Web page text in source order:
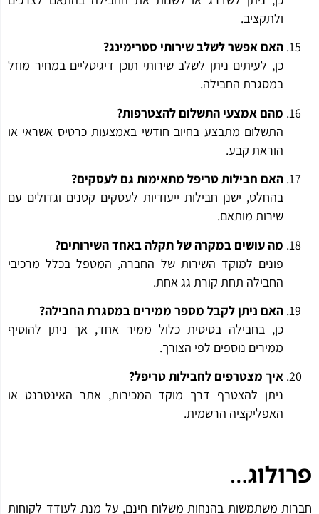
ולתקציב.
האם אפשר לשלב שירותי סטרימינג?
כן, לעיתים ניתן לשלב שירותי תוכן דיגיטליים במחיר מוזל
במסגרת החבילה.
מהם אמצעי התשלום להצטרפות?
התשלום מתבצע בחיוב חודשי באמצעות כרטיס אשראי או
הוראת קבע.
האם חבילות טריפל מתאימות גם לעסקים?
בהחלט, ישנן חבילות ייעודיות לעסקים קטנים וגדולים עם
שירות מותאם.
מה עושים במקרה של תקלה באחד השירותים?
פונים למוקד השירות של החברה, המטפל בכלל מרכיבי
החבילה תחת קורת גג אחת.
האם ניתן לקבל מספר ממירים במסגרת החבילה?
כן, בחבילה בסיסית כלול ממיר אחד, אך ניתן להוסיף
ממירים נוספים לפי הצורך.
איך מצטרפים לחבילות טריפל?
ניתן להצטרף דרך מוקד המכירות, אתר האינטרנט או
האפליקציה הרשמית.
…
משתמשות בהנחות משלוח חינם, על מנת לעודד לקוחות